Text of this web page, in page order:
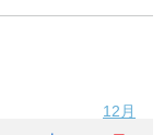
12月